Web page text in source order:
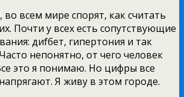
во всем мире спорят, как считать
Почти у всех есть сопутствующие
диfбет, гипертония и так
непонятно, от чего человек
это я понимаю. Но цифры все
Я живу в этом городе.